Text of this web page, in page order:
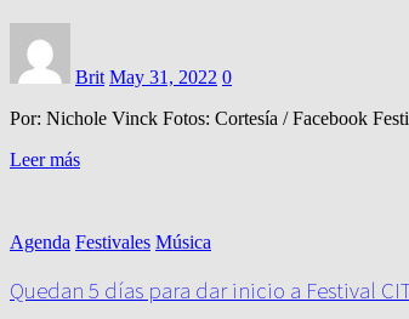
Brit May 31, 2022 0
Por: Nichole Vinck Fotos: Cortesía / Facebook
Leer más
Agenda Festivales Música
Quedan 5 días para dar inicio a Festival